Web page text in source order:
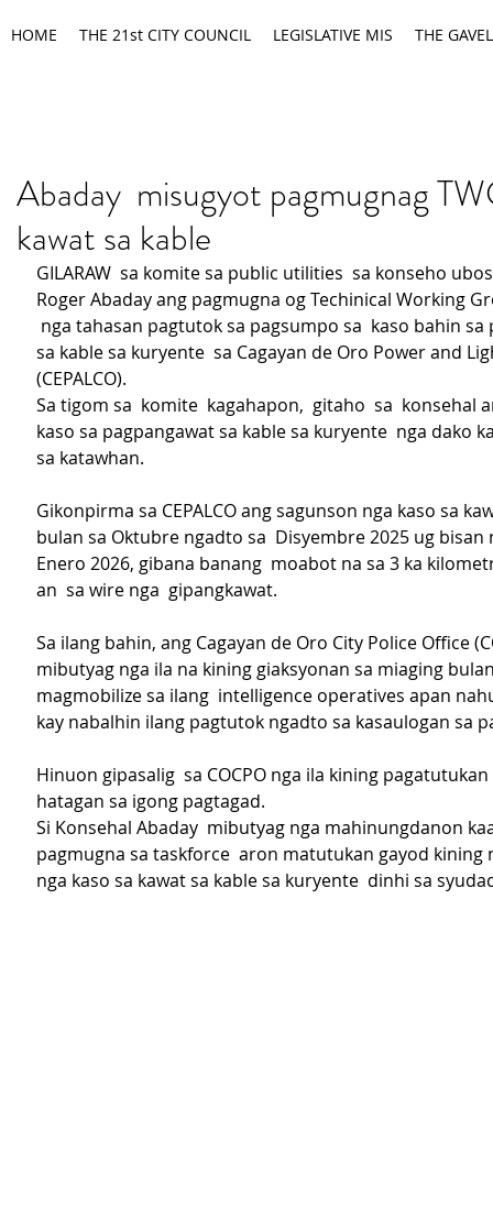
HOME THE 21st CITY COUNCIL LEGISLATIVE MIS THE GAVEL
Abaday misugyot pagmugnag
kawat sa kable
GILARAW  sa komite sa public utilities  sa konseho
Roger Abaday ang pagmugna og Techinical Working
nga tahasan pagtutok sa pagsumpo sa  kaso bahin
sa kable sa kuryente  sa Cagayan de Oro Power and
(CEPALCO).
Sa tigom sa  komite  kagahapon,  gitaho  sa  konsehal
kaso sa pagpangawat sa kable sa kuryente  nga dako
sa katawhan.
Gikonpirma sa CEPALCOang sagunson nga kaso sa
bulan sa Oktubre ngadto sa  Disyembre 2025 ug
Enero 2026, gibana banang  moabot na sa 3 ka
an  sa wire nga  gipangkawat.
Sa ilang bahin, ang Cagayan de Oro City Police Office
mibutyag nga ila na kining giaksyonan sa miaging
magmobilize sa ilang  intelligence operatives apan
kay nabalhin ilang pagtutok ngadto sa kasaulogan sa
Hinuon gipasalig  sa COCPO nga ila kining
hatagan sa igong pagtagad.
Si Konsehal Abaday  mibutyag nga mahinungdanon
pagmugna sa taskforce  aron matutukan gayod kining
nga kaso sa kawat sa kable sa kuryente  dinhi sa